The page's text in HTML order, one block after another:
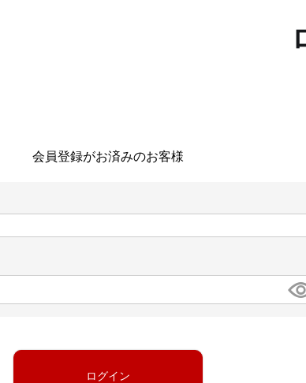
会員登録がお済みのお客様
ログイン